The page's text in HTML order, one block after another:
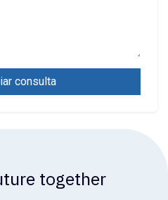
consulta
together